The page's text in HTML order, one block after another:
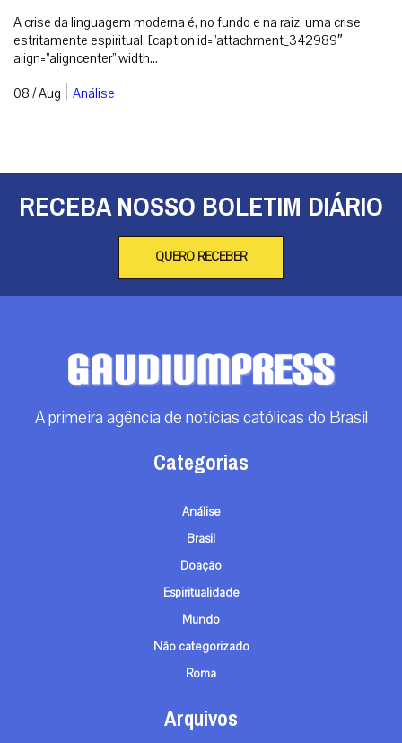
A crise da linguagem moderna é, no fundo e na raiz, uma crise
estritamente espiritual. [caption id=”attachment_342989″
align=”aligncenter” width...
08 / Aug | Análise
RECEBA NOSSO BOLETIM DIÁRIO
QUERO RECEBER
A primeira agência de notícias católicas do Brasil
Categorias
Análise
Brasil
Doação
Espiritualidade
Mundo
Não categorizado
Roma
Arquivos